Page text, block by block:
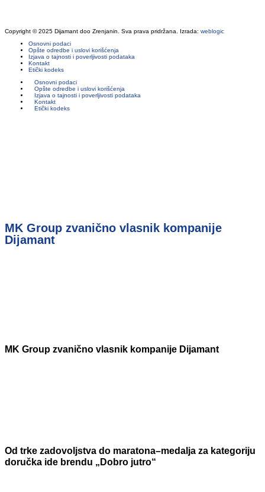
Copyright © 2025 Dijamant doo Zrenjanin. Sva prava pridržana. Izrada: weblogic
Osnovni podaci
Opšte odredbe i uslovi korišćenja
Izjava o tajnosti i poverljivosti podataka
Kontakt
Etički kodeks
Osnovni podaci
Opšte odredbe i uslovi korišćenja
Izjava o tajnosti i poverljivosti podataka
Kontakt
Etički kodeks
MK Group zvanično vlasnik kompanije
Dijamant
MK Group zvanično vlasnik kompanije Dijamant
Od trke zadovoljstva do maratona–medalja za kategoriju
doručka ide brendu „Dobro jutro“